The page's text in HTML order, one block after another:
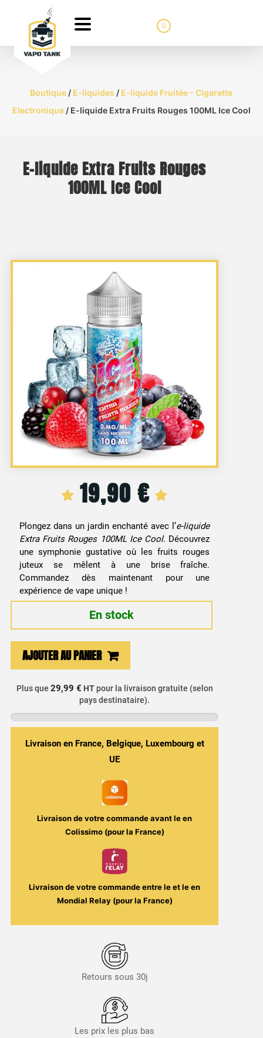
0
Boutique / E-liquides / E-liquide Fruitée - Cigarette
Electronique/ E-liquide Extra Fruits Rouges 100ML Ice Cool
E-liquide Extra Fruits Rouges
100ML Ice Cool
19,90 €
Plongez dans un jardin enchanté avec l’e-liquide
Extra Fruits Rouges 100ML Ice Cool. Découvrez
une symphonie gustative où les fruits rouges
juteux se mêlent à une brise fraîche.
Commandez dès maintenant pour une
expérience de vape unique !
En stock
quantité
liquide
Fruits
AJOUTER AU PANIER
Plus que 29,99 € HTpour la livraison gratuite (selon
pays destinataire).
Livraison en France, Belgique, Luxembourg et
UE
Livraison de votre commande avant leen
Colissimo (pour la France)
Livraison de votre commande entre leet leen
Mondial Relay (pour la France)
Retours sous 30j
Les prix les plus bas